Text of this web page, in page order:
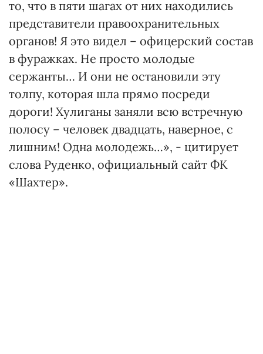
то, что в пяти шагах от них находились
представители правоохранительных
органов! Я это видел – офицерский состав
в фуражках. Не просто молодые
сержанты… И они не остановили эту
толпу, которая шла прямо посреди
дороги! Хулиганы заняли всю встречную
полосу – человек двадцать, наверное, с
лишним! Одна молодежь…», - цитирует
слова Руденко, официальный сайт ФК
«Шахтер».